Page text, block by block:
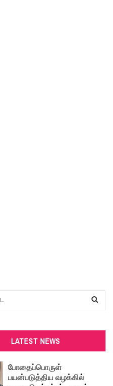
LATEST NEWS
போதைப்பொருள்
பயன்படுத்திய வழக்கில்